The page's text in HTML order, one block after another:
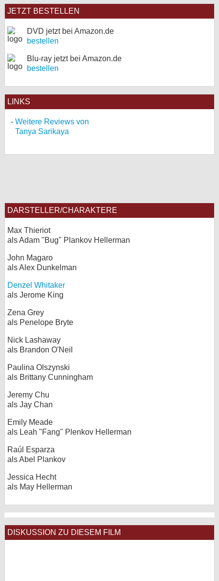
JETZT BESTELLEN
DVD jetzt bei Amazon.de
bestellen
Blu-ray jetzt bei Amazon.de
bestellen
LINKS
Weitere Reviews von
Tanya Sarikaya
DARSTELLER/CHARAKTERE
Max Thieriot
als Adam "Bug" Plankov Hellerman
John Magaro
als Alex Dunkelman
Denzel Whitaker
als Jerome King
Zena Grey
als Penelope Bryte
Nick Lashaway
als Brandon O'Neil
Paulina Olszynski
als Brittany Cunningham
Jeremy Chu
als Jay Chan
Emily Meade
als Leah "Fang" Plenkov Hellerman
Raúl Esparza
als Abel Plankov
Jessica Hecht
als May Hellerman
DISKUSSION ZU DIESEM FILM